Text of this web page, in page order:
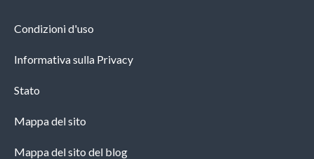
Condizioni d'uso
Informativa sulla Privacy
Stato
Mappa del sito
Mappa del sito del blog